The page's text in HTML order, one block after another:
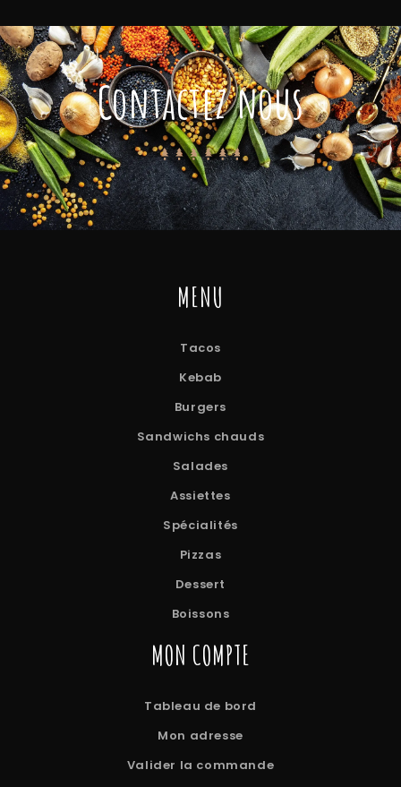
Contactez nous
MENU
Tacos
Kebab
Burgers
Sandwichs chauds
Salades
Assiettes
Spécialités
Pizzas
Dessert
Boissons
MON COMPTE
Tableau de bord
Mon adresse
Valider la commande